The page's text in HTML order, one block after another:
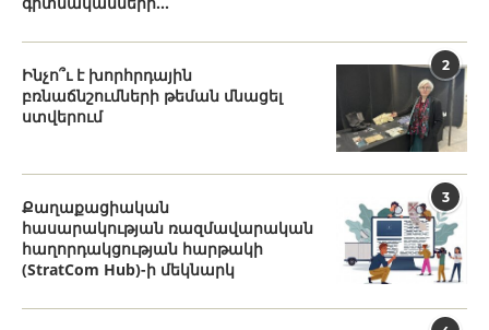
2
Ինչո՞ւ է խորհրդային
բռնաճնշումների թեման մնացել
ստվերում
3
Քաղաքացիական
հասարակության ռազմավարական
հաղորդակցության հարթակի
(StratCom Hub)-ի մեկնարկ